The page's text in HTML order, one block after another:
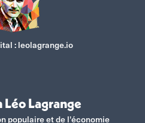
: leolagrange.io
Lagrange
populaire et de l'économie